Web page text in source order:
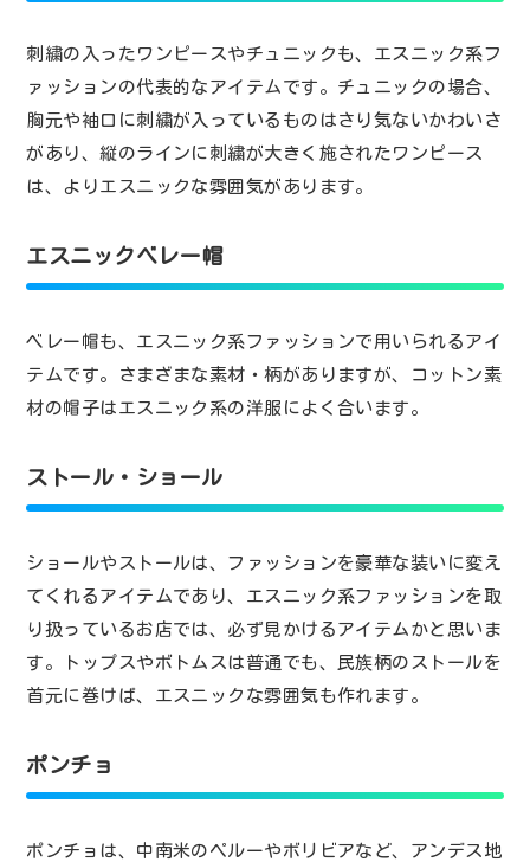
刺繍の入ったワンピースやチュニックも、エスニック系フ
ァッションの代表的なアイテムです。チュニックの場合、
胸元や袖口に刺繍が入っているものはさり気ないかわいさ
があり、縦のラインに刺繍が大きく施されたワンピース
は、よりエスニックな雰囲気があります。
エスニックベレー帽
ベレー帽も、エスニック系ファッションで用いられるアイ
テムです。さまざまな素材・柄がありますが、コットン素
材の帽子はエスニック系の洋服によく合います。
ストール・ショール
ショールやストールは、ファッションを豪華な装いに変え
てくれるアイテムであり、エスニック系ファッションを取
り扱っているお店では、必ず見かけるアイテムかと思いま
す。トップスやボトムスは普通でも、民族柄のストールを
首元に巻けば、エスニックな雰囲気も作れます。
ポンチョ
ポンチョは、中南米のペルーやボリビアなど、アンデス地